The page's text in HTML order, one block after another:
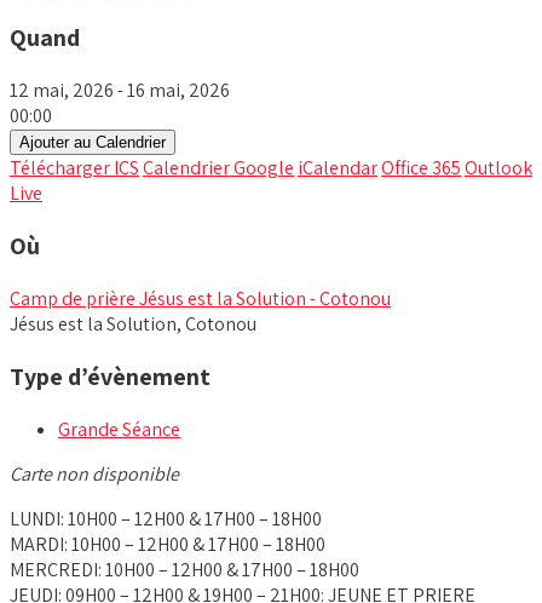
Quand
12 mai, 2026 - 16 mai, 2026
00:00
Ajouter au Calendrier
Télécharger ICSCalendrier Google iCalendarOffice 365Outlook
Live
Où
Camp de prière Jésus est la Solution - Cotonou
Jésus est la Solution, Cotonou
Type d’évènement
Grande Séance
Carte non disponible
LUNDI: 10H00 – 12H00 & 17H00 – 18H00
MARDI: 10H00 – 12H00 & 17H00 – 18H00
MERCREDI: 10H00 – 12H00 & 17H00 – 18H00
JEUDI: 09H00 – 12H00 & 19H00 – 21H00: JEUNE ET PRIERE